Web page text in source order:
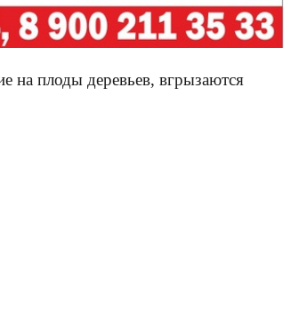
плоды деревьев, вгрызаются